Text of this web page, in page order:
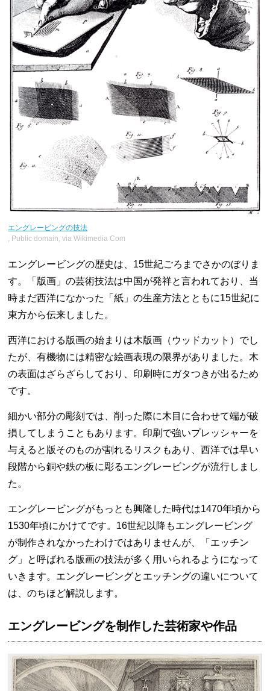
エングレービングの技法
, Public domain, via Wikimedia Com
エングレービングの歴史は、15世紀ごろまでさかのぼりま
す。「版画」の芸術技法は中国が発祥と言われており、当
時まだ西洋になかった「紙」の生産方法とともに15世紀に
東方から伝来しました。
西洋における版画の始まりは木版画（ウッドカット）でし
たが、有機物には精密な絵画表現の限界がありました。木
の表面はざらざらしており、印刷時にガタつきが出るため
です。
細かい部分の彫刻では、削った際に木目に合わせて端が破
損してしまうこともあります。印刷で強いプレッシャーを
与えると版そのものが割れるリスクもあり、西洋では早い
段階から銅や鉄の板に彫るエングレービングが流行しまし
た。
エングレービングがもっとも興隆した時代は1470年頃から
1530年頃にかけてです。16世紀以降もエングレービング
が制作されなかったわけではありませんが、「エッチン
グ」と呼ばれる版画の技法が多く用いられるようになって
いきます。エングレービングとエッチングの違いについて
は、のちほど解説します。
エングレービングを制作した芸術家や作品